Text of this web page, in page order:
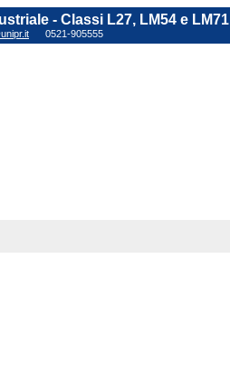
- Classi L27, LM54 e LM71
0521-905555